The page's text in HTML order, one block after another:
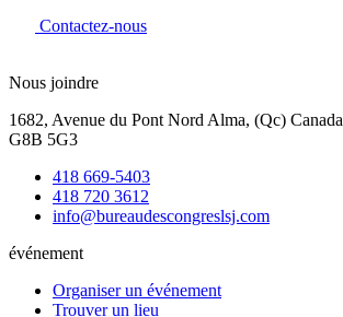
Contactez-nous
Nous joindre
1682, Avenue du Pont Nord Alma, (Qc) Canada
G8B 5G3
418 669-5403
418 720 3612
info@bureaudescongreslsj.com
événement
Organiser un événement
Trouver un lieu